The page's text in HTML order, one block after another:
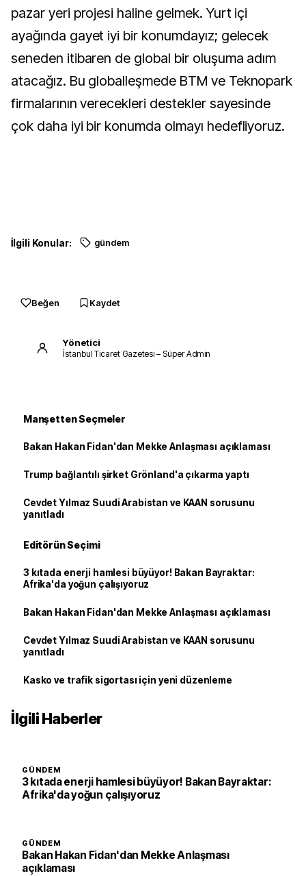
pazar yeri projesi haline gelmek. Yurt içi
ayağında gayet iyi bir konumdayız; gelecek
seneden itibaren de global bir oluşuma adım
atacağız. Bu globalleşmede BTM ve Teknopark
firmalarının verecekleri destekler sayesinde
çok daha iyi bir konumda olmayı hedefliyoruz.
İlgili Konular: gündem
Beğen Kaydet
Yönetici
İstanbul Ticaret Gazetesi – Süper Admin
Manşetten Seçmeler
Bakan Hakan Fidan'dan Mekke Anlaşması açıklaması
Trump bağlantılı şirket Grönland'a çıkarma yaptı
Cevdet Yılmaz Suudi Arabistan ve KAAN sorusunu
yanıtladı
Editörün Seçimi
3 kıtada enerji hamlesi büyüyor! Bakan Bayraktar:
Afrika'da yoğun çalışıyoruz
Bakan Hakan Fidan'dan Mekke Anlaşması açıklaması
Cevdet Yılmaz Suudi Arabistan ve KAAN sorusunu
yanıtladı
Kasko ve trafik sigortası için yeni düzenleme
İlgili Haberler
GÜNDEM
3 kıtada enerji hamlesi büyüyor! Bakan Bayraktar:
Afrika'da yoğun çalışıyoruz
GÜNDEM
Bakan Hakan Fidan'dan Mekke Anlaşması
açıklaması